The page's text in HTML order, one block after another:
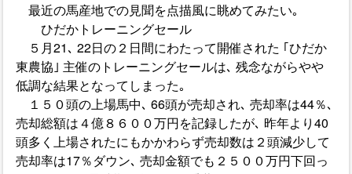
最近の馬産地での見聞を点描風に眺めてみたい｡
ひだかトレーニングセール
５月21､ 22日の２日間にわたって開催された ｢ひだか
東農協｣ 主催のトレーニングセールは､ 残念ながらやや
低調な結果となってしまった｡
１５０頭の上場馬中､ 66頭が売却され､ 売却率は44％､
売却総額は４億８６００万円を記録したが､ 昨年より40
頭多く上場されたにもかかわらず売却数は２頭減少して
売却率は17％ダウン､ 売却金額でも２５００万円下回っ